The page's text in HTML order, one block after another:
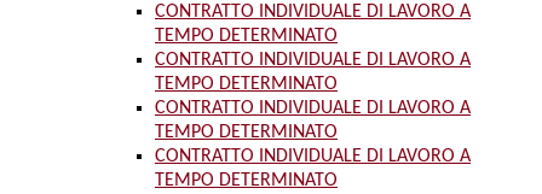
CONTRATTO INDIVIDUALE DI LAVORO A
TEMPO DETERMINATO
CONTRATTO INDIVIDUALE DI LAVORO A
TEMPO DETERMINATO
CONTRATTO INDIVIDUALE DI LAVORO A
TEMPO DETERMINATO
CONTRATTO INDIVIDUALE DI LAVORO A
TEMPO DETERMINATO